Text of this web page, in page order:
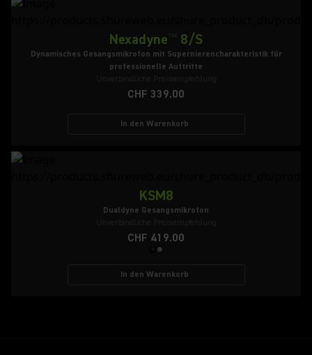
Nexadyne 8/S
Dynamisches Gesangsmikrofon mit Supernierencharakteristik für
professionelle Auftritte
CHF 339.00
In den Warenkorb
KSM8
Dualdyne Gesangsmikrofon
CHF 419.00
In den Warenkorb